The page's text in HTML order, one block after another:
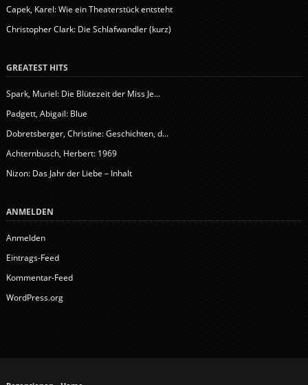
Capek, Karel: Wie ein Theaterstück entsteht
Christopher Clark: Die Schlafwandler (kurz)
GREATEST HITS
Spark, Muriel: Die Blütezeit der Miss Je...
Padgett, Abigail: Blue
Dobretsberger, Christine: Geschichten, d...
Achternbusch, Herbert: 1969
Nizon: Das Jahr der Liebe – Inhalt
ANMELDEN
Anmelden
Eintrags-Feed
Kommentar-Feed
WordPress.org